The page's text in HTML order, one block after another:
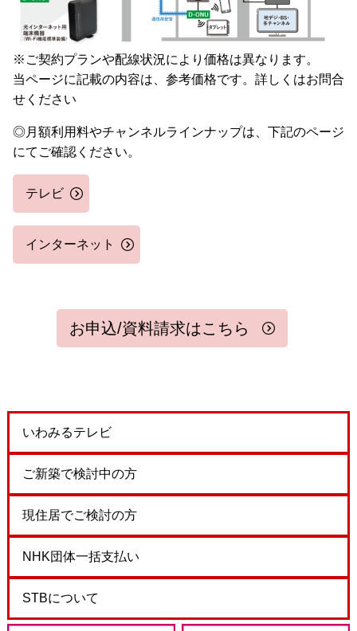
※ご契約プランや配線状況により価格は異なります。
当ページに記載の内容は、参考価格です。詳しくはお問合
せください
◎月額利用料やチャンネルラインナップは、下記のページ
にてご確認ください。
テレビ
インターネット
お申込/資料請求はこちら
いわみるテレビ
ご新築で検討中の方
現住居でご検討の方
NHK団体一括支払い
STBについて